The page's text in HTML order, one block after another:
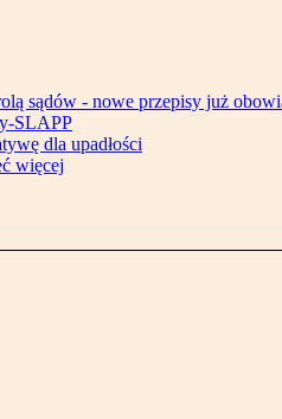
sądów - nowe przepisy już
SLAPP
dla upadłości
więcej